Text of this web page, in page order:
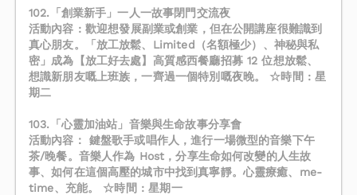
102.「創業新手」一人一故事閉門交流夜
活動內容 : 歡迎想發展副業或創業，但在公開講座很難識到
真心朋友。「放工放鬆、Limited（名額極少）、神秘與私
密」成為【放工好去處】高質感西餐廳招募 12 位想放鬆、
想識新朋友嘅上班族，一齊過一個特別嘅夜晚。 ☆時間 : 星
期二
103.「心靈加油站」音樂與生命故事分享會
活動內容： 鍵盤歌手或唱作人，進行一場微型的音樂下午
茶/晚餐。音樂人作為 Host，分享生命如何改變的人生故
事、如何在這個高壓的城市中找到真寧靜。心靈療癒、me-
time、充能。 ☆時間 : 星期一